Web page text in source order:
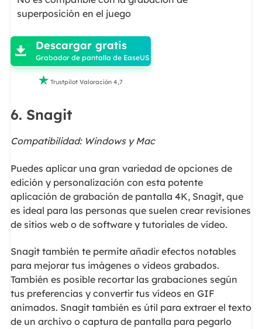
superposición en el juego

 Descargar gratis
Grabador de pantalla de EaseUS
 Trustpilot Valoración 4,7
6. Snagit
Compatibilidad: Windows y Mac
Puedes aplicar una gran variedad de opciones de
edición y personalización con esta potente
aplicación de grabación de pantalla 4K, Snagit, que
es ideal para las personas que suelen crear revisiones
de sitios web o de software y tutoriales de vídeo.
Snagit también te permite añadir efectos notables
para mejorar tus imágenes o vídeos grabados.
También es posible recortar las grabaciones según
tus preferencias y convertir tus vídeos en GIF
animados. Snagit también es útil para extraer el texto
de un archivo o captura de pantalla para pegarlo